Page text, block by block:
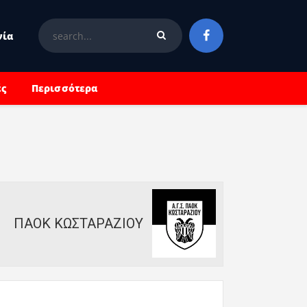
Περισσότερα
ΠΑΟΚ ΚΩΣΤΑΡΑΖΙΟΥ